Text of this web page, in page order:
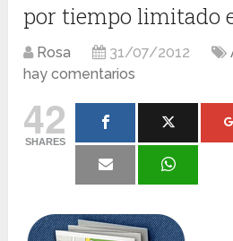
por tiempo limitado
Rosa 31/07/2012
hay comentarios
42
SHARES